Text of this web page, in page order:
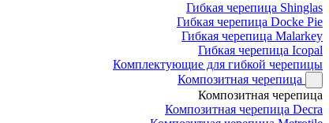
Гибкая черепица Shinglas
Гибкая черепица Docke Pie
Гибкая черепица Malarkey
Гибкая черепица Icopal
Комплектующие для гибкой черепицы
Композитная черепица
Композитная черепица
Композитная черепица Decra